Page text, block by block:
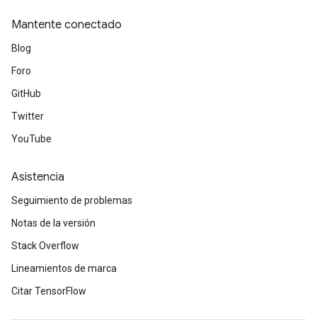
Mantente conectado
Blog
Foro
GitHub
Twitter
YouTube
Asistencia
Seguimiento de problemas
Notas de la versión
Stack Overflow
Lineamientos de marca
Citar TensorFlow